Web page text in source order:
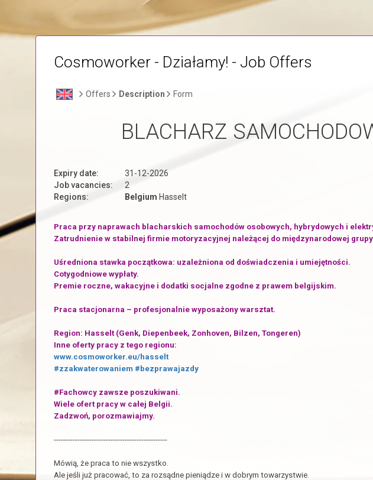
Cosmoworker - Działamy! - Job Offers
Offers Description Form
BLACHARZ
Expiry date:
31-12-2026
Job vacancies:
2
Regions:
Belgium Hasselt
Praca przy naprawach blacharskich samochodów osobowych, hybrydowych i
Zatrudnienie w stabilnej firmie motoryzacyjnej należącej do międzynarodowej
Uśredniona stawka początkowa: uzależniona od doświadczenia i umiejętności.
Cotygodniowe wypłaty.
Premie roczne, wakacyjne i dodatki socjalne zgodne z prawem belgijskim.
Praca stacjonarna – profesjonalnie wyposażony warsztat.
Region: Hasselt (Genk, Diepenbeek, Zonhoven, Bilzen, Tongeren)
Inne oferty pracy z tego regionu:
www.cosmoworker.eu/hasselt
#zzakwaterowaniem #bezprawajazdy
#Fachowcy zawsze poszukiwani.
Wiele ofert pracy w całej Belgii.
Zadzwoń, porozmawiajmy.
------------------------------------------------
Mówią, że praca to nie wszystko.
Ale jeśli już pracować, to za rozsądne pieniądze i w dobrym towarzystwie.